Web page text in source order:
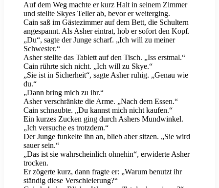
Auf dem Weg machte er kurz Halt in seinem Zimmer
und stellte Skyes Teller ab, bevor er weiterging.
Cain saß im Gästezimmer auf dem Bett, die Schultern
angespannt. Als Asher eintrat, hob er sofort den Kopf.
„Du“, sagte der Junge scharf. „Ich will zu meiner
Schwester.“
Asher stellte das Tablett auf den Tisch. „Iss erstmal.“
Cain rührte sich nicht. „Ich will zu Skye.“
„Sie ist in Sicherheit“, sagte Asher ruhig. „Genau wie
du.“
„Dann bring mich zu ihr.“
Asher verschränkte die Arme. „Nach dem Essen.“
Cain schnaubte. „Du kannst mich nicht kaufen.“
Ein kurzes Zucken ging durch Ashers Mundwinkel.
„Ich versuche es trotzdem.“
Der Junge funkelte ihn an, blieb aber sitzen. „Sie wird
sauer sein.“
„Das ist sie wahrscheinlich ohnehin“, erwiderte Asher
trocken.
Er zögerte kurz, dann fragte er: „Warum benutzt ihr
ständig diese Verschleierung?“